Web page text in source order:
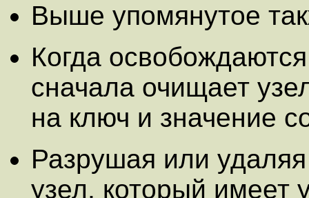
Выше упомянутое
Когда
сначала очищает
на ключ и значение
Разрушая или
узел, который имеет